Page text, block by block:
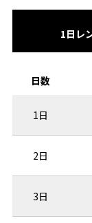
1日レ
日数
1日
2日
3日